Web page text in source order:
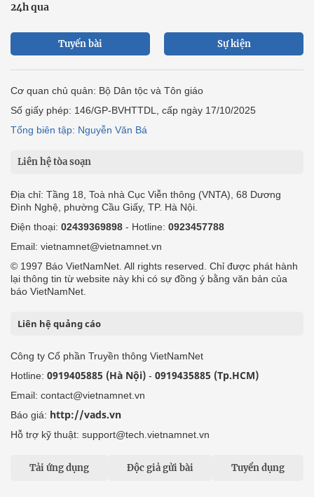
24h qua
Tuyến bài Sự kiện
Cơ quan chủ quản: Bộ Dân tộc và Tôn giáo
Số giấy phép: 146/GP-BVHTTDL, cấp ngày 17/10/2025
Tổng biên tập: Nguyễn Văn Bá
Liên hệ tòa soạn
Địa chỉ: Tầng 18, Toà nhà Cục Viễn thông (VNTA), 68 Dương
Đình Nghệ, phường Cầu Giấy, TP. Hà Nội.
Điện thoại: 02439369898 - Hotline: 0923457788
Email: vietnamnet@vietnamnet.vn
© 1997 Báo VietNamNet. All rights reserved. Chỉ được phát hành
lại thông tin từ website này khi có sự đồng ý bằng văn bản của
báo VietNamNet.
Liên hệ quảng cáo
Công ty Cổ phần Truyền thông VietNamNet
Hotline: 0919405885 (Hà Nội) - 0919435885 (Tp.HCM)
Email: contact@vietnamnet.vn
Báo giá: http://vads.vn
Hỗ trợ kỹ thuật: support@tech.vietnamnet.vn
Tải ứng dụng Độc giả gửi bài Tuyển dụng